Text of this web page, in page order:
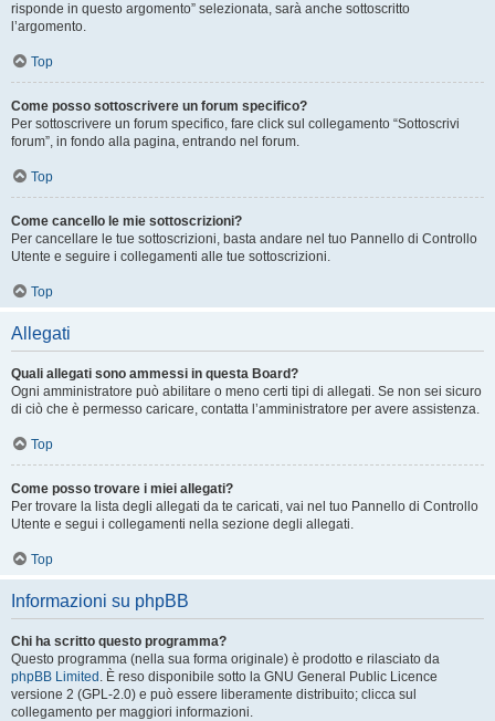
risponde in questo argomento” selezionata, sarà anche sottoscritto
l’argomento.
Top
Come posso sottoscrivere un forum specifico?
Per sottoscrivere un forum specifico, fare click sul collegamento “Sottoscrivi
forum”, in fondo alla pagina, entrando nel forum.
Top
Come cancello le mie sottoscrizioni?
Per cancellare le tue sottoscrizioni, basta andare nel tuo Pannello di Controllo
Utente e seguire i collegamenti alle tue sottoscrizioni.
Top
Allegati
Quali allegati sono ammessi in questa Board?
Ogni amministratore può abilitare o meno certi tipi di allegati. Se non sei sicuro
di ciò che è permesso caricare, contatta l’amministratore per avere assistenza.
Top
Come posso trovare i miei allegati?
Per trovare la lista degli allegati da te caricati, vai nel tuo Pannello di Controllo
Utente e segui i collegamenti nella sezione degli allegati.
Top
Informazioni su phpBB
Chi ha scritto questo programma?
Questo programma (nella sua forma originale) è prodotto e rilasciato da
phpBB Limited . È reso disponibile sotto la GNU General Public Licence
versione 2 (GPL-2.0) e può essere liberamente distribuito; clicca sul
collegamento per maggiori informazioni.